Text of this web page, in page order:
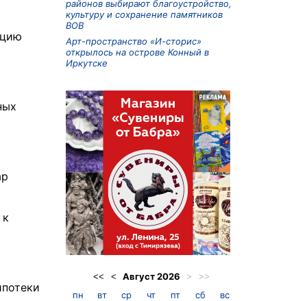
районов выбирают благоустройство,
культуру и сохранение памятников
ВОВ
Арт-пространство «И-сторис»
открылось на острове Конный в
Иркутске
<< < Август2026 > >>
пн вт ср чт пт сб
вс